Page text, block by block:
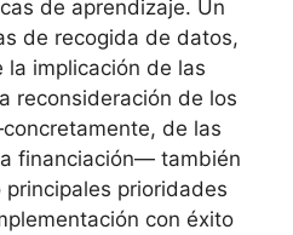
de aprendizaje. Un
de recogida de datos,
implicación de las
reconsideración de los
de las
financiación— también
prioridades
con éxito